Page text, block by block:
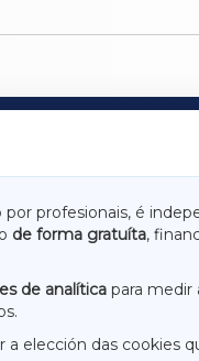
profesionais, é
de forma gratuíta,
de analítica para medir
a elección das cookies
LUGOXA